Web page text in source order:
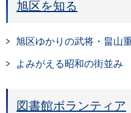
旭区を知る
旭区ゆかりの武将・畠山
よみがえる昭和の街並
図書館ボランティア